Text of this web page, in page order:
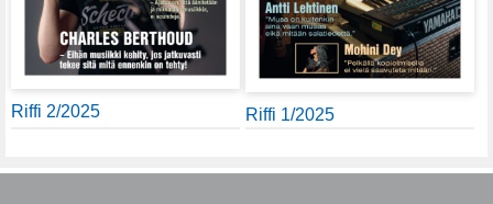
Riffi 2/2025 Riffi 1/2025